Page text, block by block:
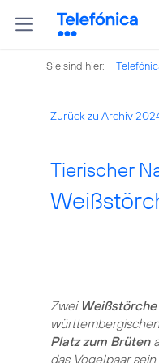
Sie sind hier:
Zurück zu Archiv
Tierischer
Zwei Weißstörche
Platz zum Brüten
das Vogelpaar sein